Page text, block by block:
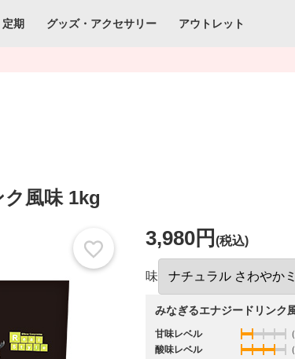
定期 グッズ・アクセサリー アウトレット
風味 1kg
3,980円 (税込)
味
みなぎるエナジードリンク
甘味レベル
酸味レベル